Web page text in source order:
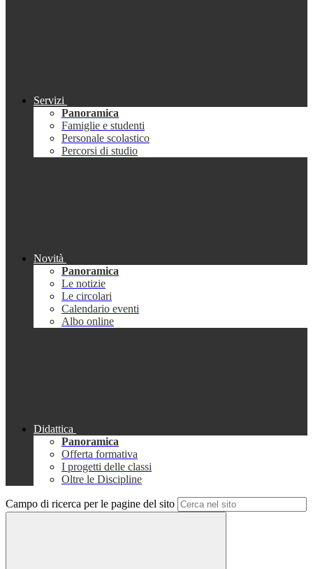
Servizi
Panoramica
Famiglie e studenti
Personale scolastico
Percorsi di studio
Novità
Panoramica
Le notizie
Le circolari
Calendario eventi
Albo online
Didattica
Panoramica
Offerta formativa
I progetti delle classi
Oltre le Discipline
Campo di ricerca per le pagine del sito